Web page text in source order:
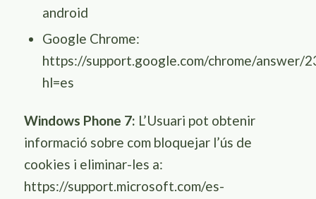
android
Google Chrome:
https://support.google.com/chrome/answer/
hl=es
Windows Phone 7: L’Usuari pot obtenir
informació sobre com bloquejar l’ús de
cookies i eliminar-les a:
https://support.microsoft.com/es-